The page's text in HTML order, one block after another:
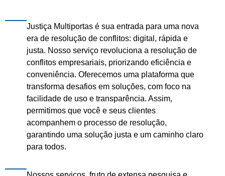
Justiça Multiportas é sua entrada para uma nova
era de resolução de conflitos: digital, rápida e
justa. Nosso serviço revoluciona a resolução de
conflitos empresariais, priorizando eficiência e
conveniência. Oferecemos uma plataforma que
transforma desafios em soluções, com foco na
facilidade de uso e transparência. Assim,
permitimos que você e seus clientes
acompanhem o processo de resolução,
garantindo uma solução justa e um caminho claro
para todos.